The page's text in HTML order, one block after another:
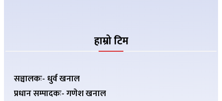
हाम्रो टिम
सञ्चालकः- धुर्व खनाल
प्रधान सम्पादकः- गणेश खनाल